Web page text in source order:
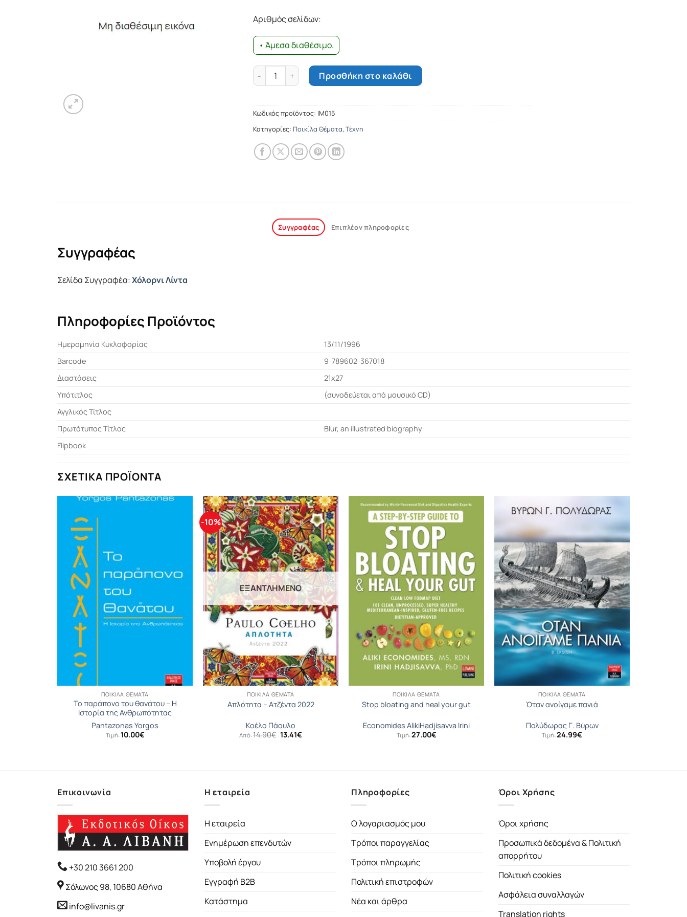
Αριθμός σελίδων:
• Άμεσα διαθέσιμο.
BLUR - Μια εικονογραφημένη βιογραφία ποσότητα
Προσθήκη στο καλάθι
Κωδικός προϊόντος: ΙΜ015
Κατηγορίες: Ποικίλα Θέματα,Τέχνη
Συγγραφέας Επιπλέον πληροφορίες
Συγγραφέας
Σελίδα Συγγραφέα:Χόλορνι Λίντα
Πληροφορίες Προϊόντος
Ημερομηνία Κυκλοφορίας
13/11/1996
Barcode
9-789602-367018
Διαστάσεις
21x27
Υπότιτλος
(συνοδεύεται από μουσικό CD)
Αγγλικός Τίτλος
Πρωτότυπος Τίτλος
Blur, an illustrated biography
Flipbook
ΣΧΕΤΙΚΆ ΠΡΟΪΌΝΤΑ
ΠΟΙΚΊΛΑ ΘΈΜΑΤΑ
Το παράπονο του θανάτου – Η
Ιστορία της Ανθρωπότητας
Pantazonas Yorgos
Τιμή:10.00€
-10%
ΕΞΑΝΤΛΗΜΈΝΟ
ΠΟΙΚΊΛΑ ΘΈΜΑΤΑ
Απλότητα – Ατζέντα 2022
Κοέλο Πάουλο
Από:14.90€ Original
price
13.41€Η
ΠΟΙΚΊΛΑ ΘΈΜΑΤΑ
Stop bloating and heal your gut
Economides AlikiHadjisavva Irini
Τιμή:27.00€
ΠΟΙΚΊΛΑ ΘΈΜΑΤΑ
Όταν ανοίγαμε πανιά
Πολύδωρας Γ. Βύρων
Τιμή:24.99€
Επικοινωνία
+30 210 3661 200
Σόλωνος 98, 10680 Αθήνα
info@livanis.gr
Η εταιρεία
Η εταιρεία
Ενημέρωση επενδυτών
Υποβολή έργου
Εγγραφή B2B
Κατάστημα
Πληροφορίες
Ο λογαριασμός μου
Τρόποι παραγγελίας
Τρόποι πληρωμής
Πολιτική επιστροφών
Νέα και άρθρα
Όροι Χρήσης
Όροι χρήσης
Προσωπικά δεδομένα & Πολιτική
απορρήτου
Πολιτική cookies
Ασφάλεια συναλλαγών
Translation rights